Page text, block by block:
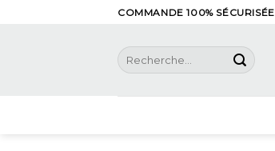
COMMANDE 100% SÉCURISÉE
Recherche
pour :